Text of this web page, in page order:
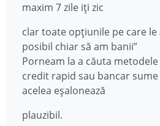
maxim 7 zile iți zic
clar toate opțiunile pe care le
posibil chiar să am banii”
Porneam la a căuta
credit rapid sau bancar
acelea eșalonează
plauzibil.